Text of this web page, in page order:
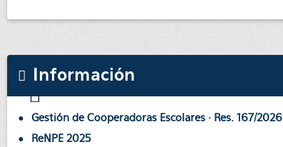
Información
Gestión de Cooperadoras Escolares · Res. 167/2026
ReNPE 2025